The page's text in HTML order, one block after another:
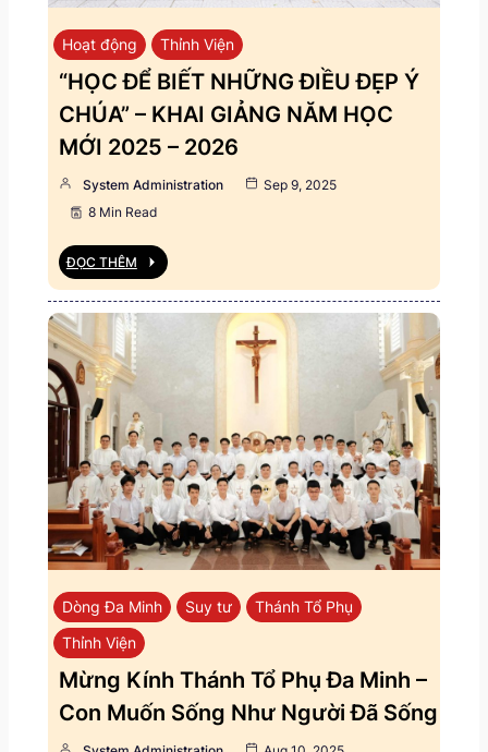
Hoạt động Thỉnh Viện
“HỌC ĐỂ BIẾT NHỮNG ĐIỀU ĐẸP Ý
CHÚA” – KHAI GIẢNG NĂM HỌC
MỚI 2025 – 2026
System Administration
Sep 9, 2025
8 Min Read
ĐỌC THÊM
Dòng Đa Minh Suy tư
Thánh Tổ Phụ
Thỉnh Viện
Mừng Kính Thánh Tổ Phụ Đa Minh –
Con Muốn Sống Như Người Đã Sống